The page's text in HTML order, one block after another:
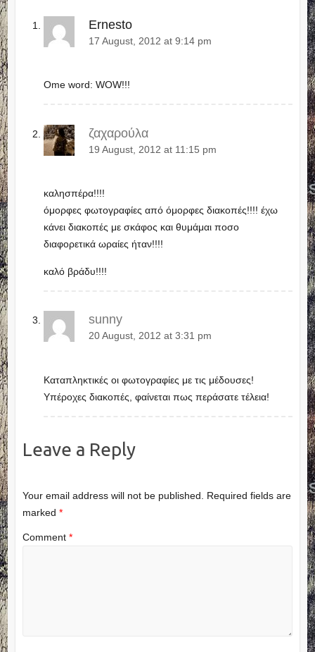
Ernesto
17 August, 2012 at 9:14 pm
Ome word: WOW!!!
ζαχαρούλα
19 August, 2012 at 11:15 pm
καλησπέρα!!!!
όμορφες φωτογραφίες από όμορφες διακοπές!!!! έχω
κάνει διακοπές με σκάφος και θυμάμαι ποσο
διαφορετικά ωραίες ήταν!!!!
καλό βράδυ!!!!
sunny
20 August, 2012 at 3:31 pm
Καταπληκτικές οι φωτογραφίες με τις μέδουσες!
Υπέροχες διακοπές, φαίνεται πως περάσατε τέλεια!
Leave a Reply
Your email address will not be published.
Required fields are
marked *
Comment *